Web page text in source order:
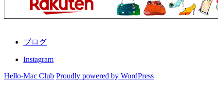
ブログ
Instagram
Hello-Mac Club Proudly powered by WordPress